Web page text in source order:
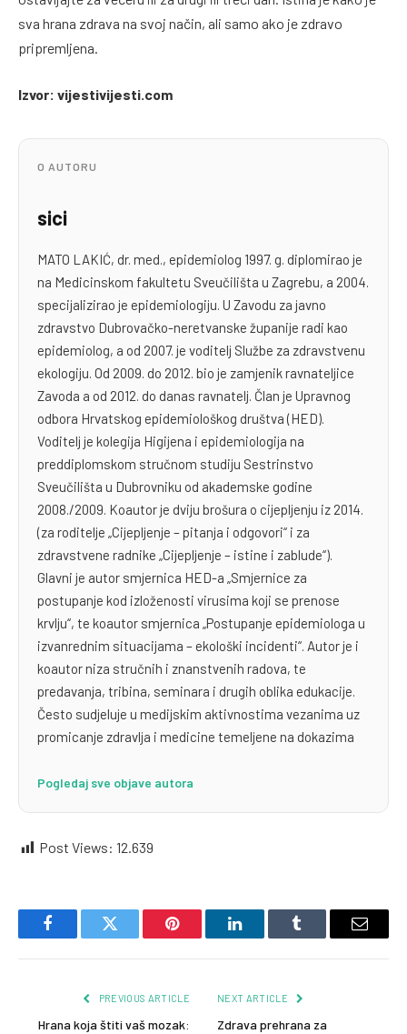
sva hrana zdrava na svoj način, ali samo ako je zdravo
pripremljena.
Izvor: vijestivijesti.com
O AUTORU
sici
MATO LAKIĆ, dr. med., epidemiolog 1997. g. diplomirao je
na Medicinskom fakultetu Sveučilišta u Zagrebu, a 2004.
specijalizirao je epidemiologiju. U Zavodu za javno
zdravstvo Dubrovačko-neretvanske županije radi kao
epidemiolog, a od 2007. je voditelj Službe za zdravstvenu
ekologiju. Od 2009. do 2012. bio je zamjenik ravnateljice
Zavoda a od 2012. do danas ravnatelj. Član je Upravnog
odbora Hrvatskog epidemiološkog društva (HED).
Voditelj je kolegija Higijena i epidemiologija na
preddiplomskom stručnom studiju Sestrinstvo
Sveučilišta u Dubrovniku od akademske godine
2008./2009. Koautor je dviju brošura o cijepljenju iz 2014.
(za roditelje „Cijepljenje – pitanja i odgovori“ i za
zdravstvene radnike „Cijepljenje – istine i zablude“).
Glavni je autor smjernica HED-a „Smjernice za
postupanje kod izloženosti virusima koji se prenose
krvlju“, te koautor smjernica „Postupanje epidemiologa u
izvanrednim situacijama – ekološki incidenti“. Autor je i
koautor niza stručnih i znanstvenih radova, te
predavanja, tribina, seminara i drugih oblika edukacije.
Često sudjeluje u medijskim aktivnostima vezanima uz
promicanje zdravlja i medicine temeljene na dokazima
Pogledaj sve objave autora
Post Views: 12.639
FacebookTwitter Pinterest LinkedInTumblr Email
PREVIOUS ARTICLE
Hrana koja štiti vaš mozak:
NEXT ARTICLE
Zdrava prehrana za